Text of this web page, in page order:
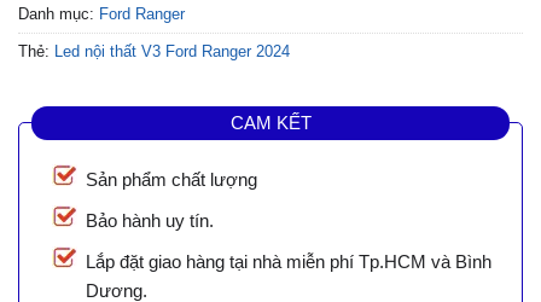
Danh mục: Ford Ranger
Thẻ: Led nội thất V3 Ford Ranger 2024
CAM KẾT
Sản phẩm chất lượng
Bảo hành uy tín.
Lắp đặt giao hàng tại nhà miễn phí Tp.HCM và Bình
Dương.